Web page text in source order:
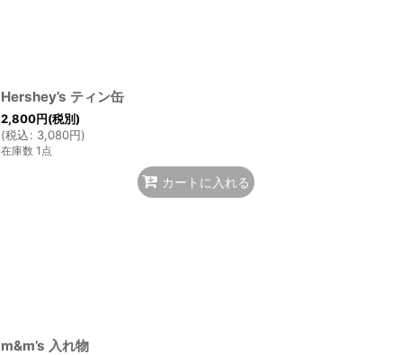
Hershey’s ティン缶
2,800円(税別)
(税込: 3,080円)
在庫数 1点
カートに入れる
m&m’s 入れ物